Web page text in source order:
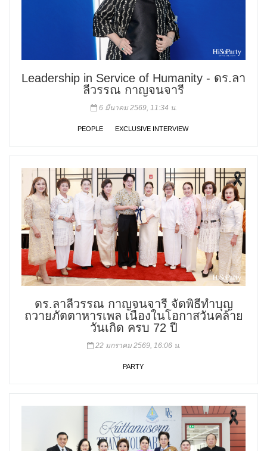
Leadership in Service of Humanity - ดร.ลา
ลีวรรณ กาญจนจารี
6 มีนาคม 2569, 11:34 น.
PEOPLE EXCLUSIVE INTERVIEW
ดร.ลาลีวรรณ กาญจนจารี จัดพิธีทำบุญ
ถวายภัตตาหารเพล เนื่องในโอกาสวันคล้าย
วันเกิด ครบ 72 ปี
22 มกราคม 2569, 16:06 น.
PARTY